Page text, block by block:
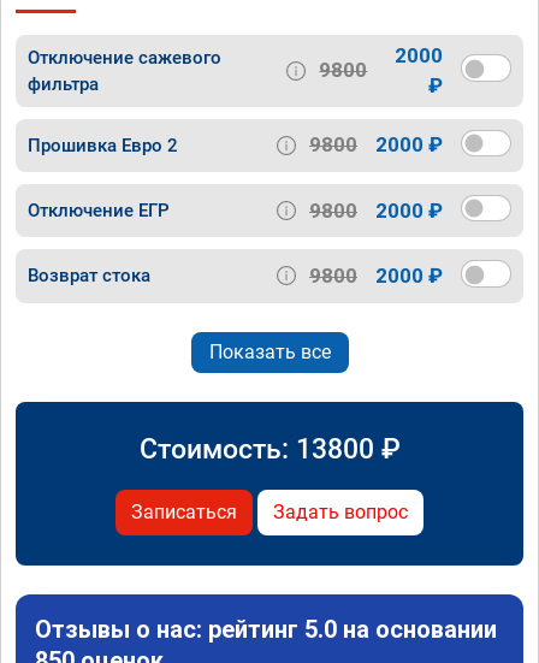
Отключение сажевого
фильтра
9800
2000
₽
Прошивка Евро 2 9800 2000 ₽
Отключение ЕГР 9800 2000 ₽
Возврат стока 9800 2000 ₽
Показать все
Стоимость: 13800 ₽
Записаться Задать вопрос
Отзывы о нас: рейтинг 5.0 на основании